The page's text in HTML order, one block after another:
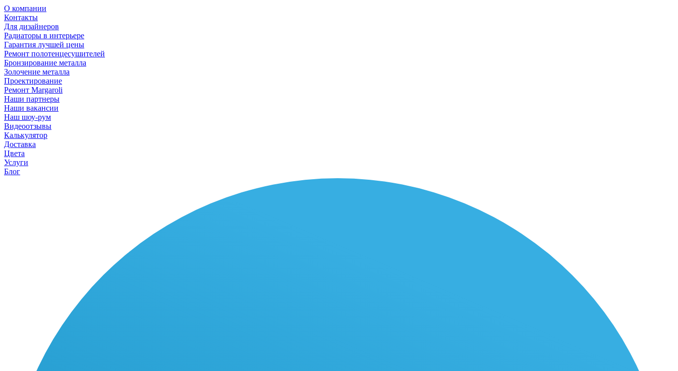
О компании
Контакты
Для дизайнеров
Радиаторы в интерьере
Гарантия лучшей цены
Ремонт полотенцесушителей
Бронзирование металла
Золочение металла
Проектирование
Ремонт Margaroli
Наши партнеры
Наши вакансии
Наш шоу-рум
Видеоотзывы
Калькулятор
Доставка
Цвета
Услуги
Блог